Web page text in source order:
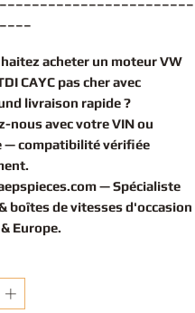
acheter un moteur VW
CAYC pas cheravec
livraison rapide ?
nous avec votre VIN ou
— compatibilité vérifiée
.
— Spécialiste
boîtes de vitesses d'occasion
Europe.